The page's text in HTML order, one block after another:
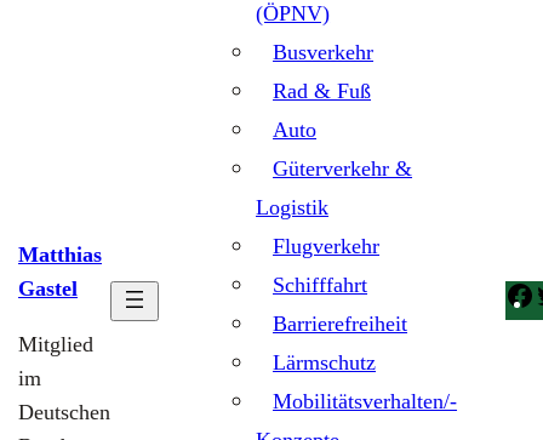
Matthias
Gastel
Mitglied
im
Deutschen
(ÖPNV)
Busverkehr
Rad & Fuß
Auto
Güterverkehr &
Logistik
Flugverkehr
Schifffahrt
Barrierefreiheit
Lärmschutz
Mobilitätsverhalten/-